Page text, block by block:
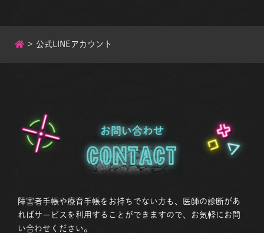
> 公式LINEアカウント
お問い合わせ
Contact
障害者手帳や療育手帳をお持ちでない方も、医師の診断があ
ればサービスを利用することができますので、お気軽にお問
い合わせください。